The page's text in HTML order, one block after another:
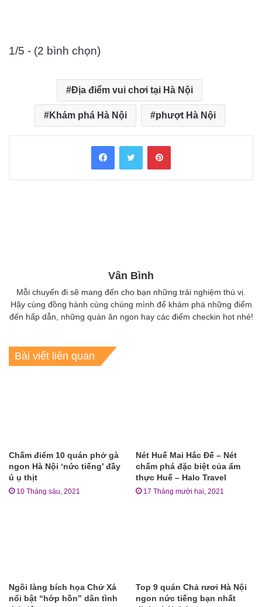
1/5 - (2 bình chọn)
Địa điểm vui chơi tại Hà Nội
Khám phá Hà Nội phượt Hà Nội
FacebookTwitter Pinterest
Vân Bình
Mỗi chuyến đi sẽ mang đến cho bạn những trải nghiệm thú vị.
Hãy cùng đồng hành cùng chúng mình để khám phá những điểm
đến hấp dẫn, những quán ăn ngon hay các điểm checkin hot nhé!
Bài viết liên quan
Chấm điểm 10 quán phở gà
ngon Hà Nội ‘nức tiếng’ đầy
ú ụ thịt
10 Tháng sáu, 2021
Nét Huế Mai Hắc Đế – Nét
chấm phá đặc biệt của ẩm
thực Huế – Halo Travel
17 Tháng mười hai, 2021
Ngôi làng bích họa Chử Xá
nổi bật “hớp hồn” dân tình
Top 9 quán Chả rươi Hà Nội
ngon nức tiếng bạn nhất